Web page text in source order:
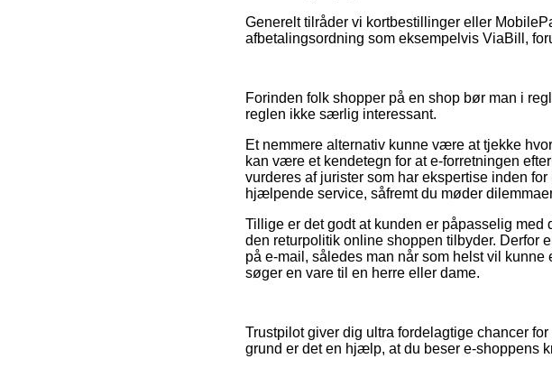
Generelt tilråder vi kortbestillinger eller
afbetalingsordning som eksempelvis ViaBill,
Forinden folk shopper på en shop bør man i
reglen ikke særlig interessant.
Et nemmere alternativ kunne være at tjekke
kan være et kendetegn for at e-forretningen
vurderes af jurister som har ekspertise inden
hjælpende service, såfremt du møder
Tillige er det godt at kunden er påpasselig
den returpolitik online shoppen tilbyder. Derfor
på e-mail, således man når som helst vil
søger en vare til en herre eller dame.
Trustpilot giver dig ultra fordelagtige chancer
grund er det en hjælp, at du beser e-shoppens